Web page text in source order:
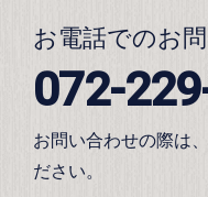
お電話でのお
072-
お問い合わせの際は
ださい。